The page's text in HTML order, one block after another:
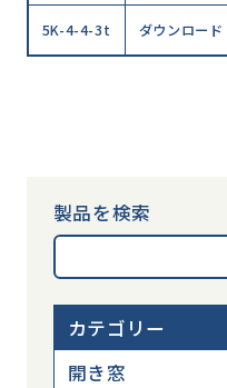
5K-4-4-3t ダウンロード
製品を検索
カテゴリー
開き窓